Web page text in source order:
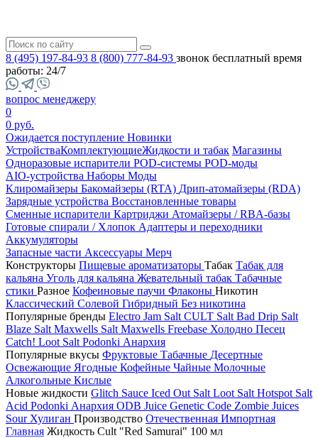
8 (495) 197-84-93 8 (800) 777-84-93 звонок бесплатный время
работы: 24/7
вопрос менеджеру
0
0 руб.
Ожидается поступление Новинки
УстройстваКомплектующиеЖидкости и табак Магазины
Одноразовые испарители POD-системы POD-моды
AIO-устройства Наборы Моды
Клиромайзеры Бакомайзеры (RTA) Дрип-атомайзеры (RDA)
Зарядные устройства Восстановленные товары
Сменные испарители Картриджи Атомайзеры / RBA-базы
Готовые спирали / Хлопок Адаптеры и переходники
Аккумуляторы
Запасные части Аксессуары Мерч
Конструкторы Пищевые ароматизаторы Табак Табак для
кальяна Уголь для кальяна Жевательный табак Табачные
стики Разное Кофеиновые паучи Флаконы Никотин
Классический Солевой Гибридный Без никотина
Популярные бренды Electro Jam Salt CULT Salt Bad Drip Salt
Blaze Salt Maxwells Salt Maxwells Freebase Холодно Песец
Catch! Loot Salt Podonki Анархия
Популярные вкусы Фруктовые Табачные Десертные
Освежающие Ягодные Кофейные Чайные Молочные
Алкогольные Кислые
Новые жидкости Glitch Sauce Iced Out Salt Loot Salt Hotspot Salt
Acid Podonki Анархия ODB Juice Genetic Code Zombie Juices
Sour Хулиган Производство Отечественная Импортная
Главная Жидкость Cult "Red Samurai" 100 мл